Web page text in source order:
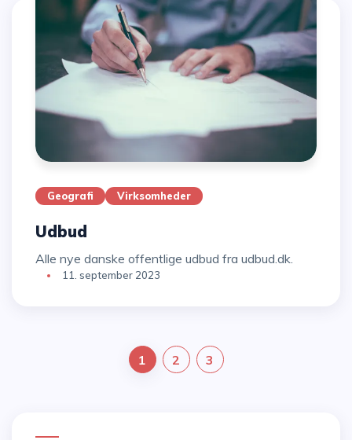
Geografi Virksomheder
Udbud
Alle nye danske offentlige udbud fra udbud.dk.
11. september 2023
1 2 3